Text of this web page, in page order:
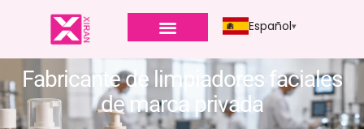
Español
Fabricante de limpiadores faciales
de marca privada